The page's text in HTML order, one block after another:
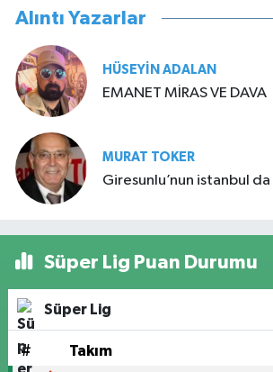
Alıntı Yazarlar
HÜSEYIN ADALAN
EMANET MİRAS VE DAVA
MURAT TOKER
Giresunlu’nun istanbul da
Süper Lig Puan Durumu
Süper Lig
# Takım